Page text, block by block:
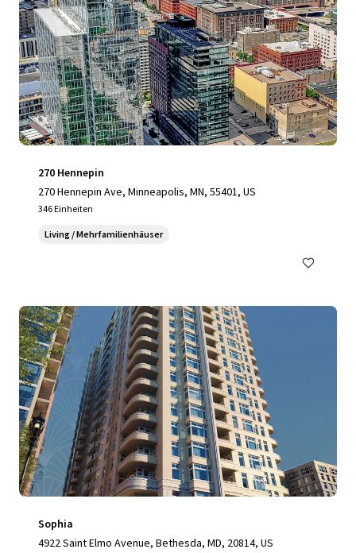
270 Hennepin
270 Hennepin Ave, Minneapolis, MN, 55401, US
346 Einheiten
Living / Mehrfamilienhäuser
Sophia
4922 Saint Elmo Avenue, Bethesda, MD, 20814, US